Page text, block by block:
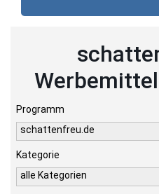
Programm
schattenfreu.de
Kategorie
alle Kategorien